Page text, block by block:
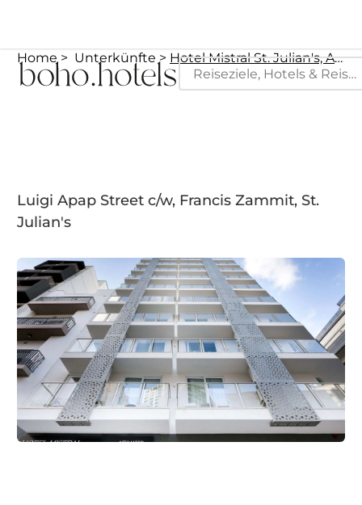
Home Unterkünfte Hotel Mistral St. Julian's, Affiliated by Meliá
Luigi Apap Street c/w, Francis Zammit, St.
Julian's